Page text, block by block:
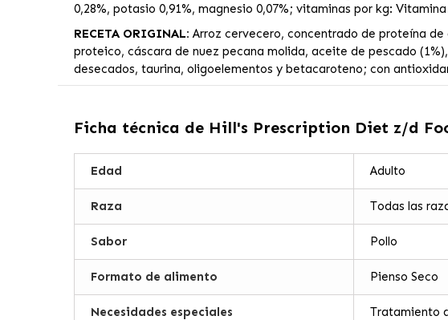
0,28%, potasio 0,91%, magnesio 0,07%; vitaminas por kg:
RECETA ORIGINAL: Arroz cervecero, concentrado de proteína
proteico, cáscara de nuez pecana molida, aceite de pescado
desecados, taurina, oligoelementos y betacaroteno; con
Ficha técnica de Hill's Prescription Diet z/d
Edad Adulto
Raza Todas las
Sabor Pollo
Formato de alimento Pienso Seco
Necesidades especiales Tratamiento